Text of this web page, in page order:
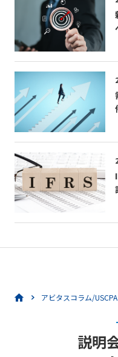
アビタスコラム/USCPA
説明